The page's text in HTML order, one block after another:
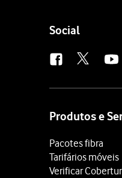
Follow
Social
Produtos e
Pacotes fibra
Tarifários móveis
Verificar